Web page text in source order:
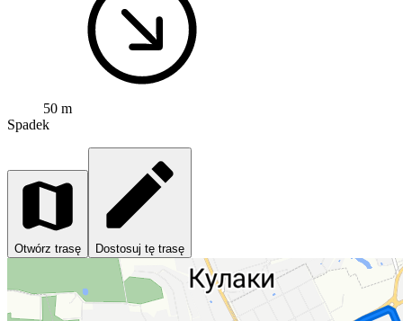
50 m
Spadek
Otwórz trasę Dostosuj tę trasę